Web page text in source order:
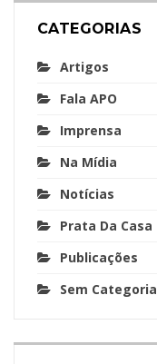
CATEGORIAS
Artigos
Fala APO
Imprensa
Na Mídia
Notícias
Prata Da Casa
Publicações
Sem Categoria